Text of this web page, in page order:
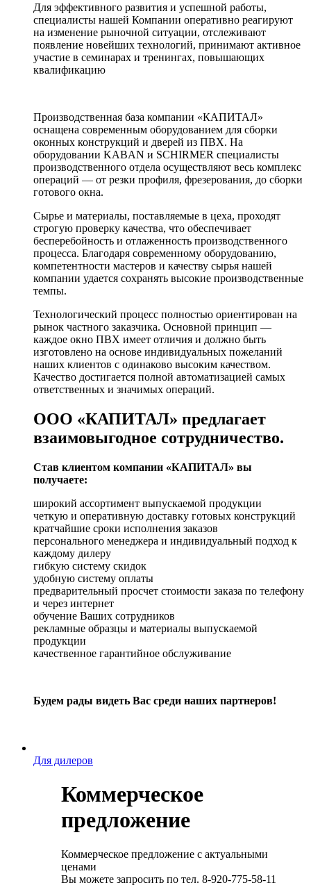
Для эффективного развития и успешной работы,
специалисты нашей Компании оперативно реагируют
на изменение рыночной ситуации, отслеживают
появление новейших технологий, принимают активное
участие в семинарах и тренингах, повышающих
квалификацию
Производственная база компании «КАПИТАЛ»
оснащена современным оборудованием для сборки
оконных конструкций и дверей из ПВХ. На
оборудовании KABAN и SCHIRMER специалисты
производственного отдела осуществляют весь комплекс
операций — от резки профиля, фрезерования, до сборки
готового окна.
Сырье и материалы, поставляемые в цеха, проходят
строгую проверку качества, что обеспечивает
бесперебойность и отлаженность производственного
процесса. Благодаря современному оборудованию,
компетентности мастеров и качеству сырья нашей
компании удается сохранять высокие производственные
темпы.
Технологический процесс полностью ориентирован на
рынок частного заказчика. Основной принцип —
каждое окно ПВХ имеет отличия и должно быть
изготовлено на основе индивидуальных пожеланий
наших клиентов с одинаково высоким качеством.
Качество достигается полной автоматизацией самых
ответственных и значимых операций.
ООО «КАПИТАЛ» предлагает
взаимовыгодное сотрудничество.
Став клиентом компании «КАПИТАЛ» вы
получаете:
широкий ассортимент выпускаемой продукции
четкую и оперативную доставку готовых конструкций
кратчайшие сроки исполнения заказов
персонального менеджера и индивидуальный подход к
каждому дилеру
гибкую систему скидок
удобную систему оплаты
предварительный просчет стоимости заказа по телефону
и через интернет
обучение Ваших сотрудников
рекламные образцы и материалы выпускаемой
продукции
качественное гарантийное обслуживание
Будем рады видеть Вас среди наших партнеров!
Для дилеров
Коммерческое
предложение
Коммерческое предложение с актуальными
ценами
Вы можете запросить по тел. 8-920-775-58-11